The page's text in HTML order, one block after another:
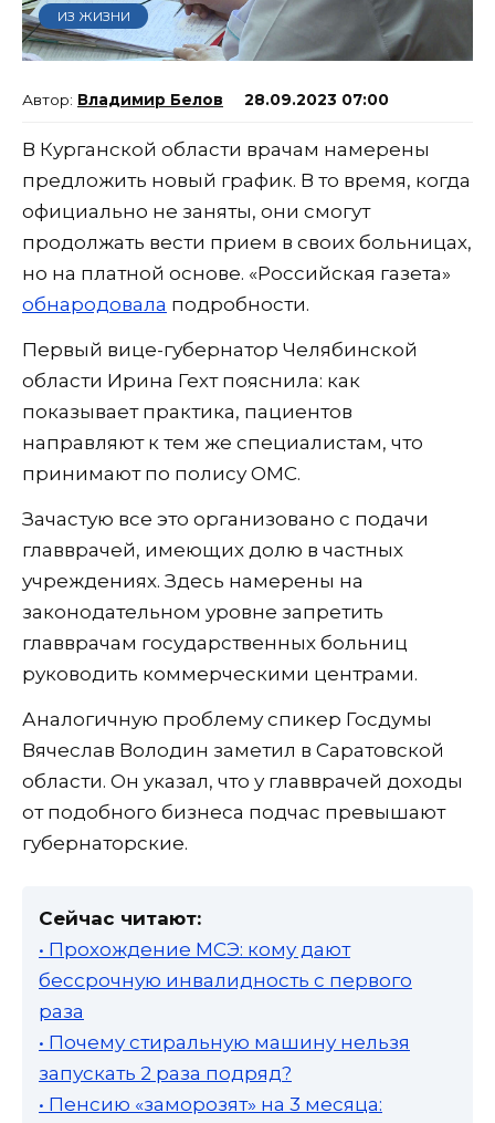
ИЗ ЖИЗНИ
Владимир Белов 28.09.2023 07:00
В Курганской области врачам намерены
предложить новый график. В то время, когда
официально не заняты, они смогут
продолжать вести прием в своих больницах,
но на платной основе. «Российская газета»
обнародовала подробности.
Первый вице-губернатор Челябинской
области Ирина Гехт пояснила: как
показывает практика, пациентов
направляют к тем же специалистам, что
принимают по полису ОМС.
Зачастую все это организовано с подачи
главврачей, имеющих долю в частных
учреждениях. Здесь намерены на
законодательном уровне запретить
главврачам государственных больниц
руководить коммерческими центрами.
Аналогичную проблему спикер Госдумы
Вячеслав Володин заметил в Саратовской
области. Он указал, что у главврачей доходы
от подобного бизнеса подчас превышают
губернаторские.
Сейчас читают:
• Прохождение МСЭ: кому дают
бессрочную инвалидность с первого
раза
• Почему стиральную машину нельзя
запускать 2 раза подряд?
• Пенсию «заморозят» на 3 месяца: